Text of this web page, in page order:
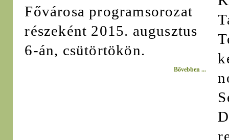
Fővárosa programsorozat
részeként 2015. augusztus
6-án, csütörtökön.
Bővebben ...